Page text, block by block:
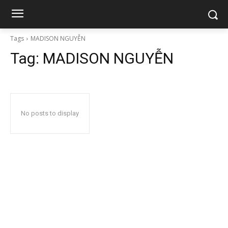
Tags MADISON NGUYỄN
Tag: MADISON NGUYỄN
No posts to display